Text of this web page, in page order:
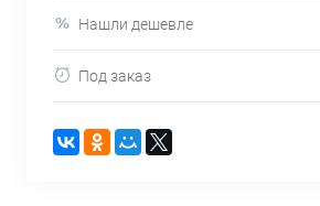
Нашли дешевле
Под заказ